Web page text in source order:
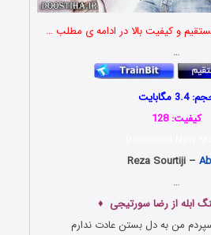
و کیفیت بالا در ادامه ی مطلب …
…
3.4 مگابایت
کیفیت: 128
Reza Sourtiji –
…
ابله از رضا سورتیجی ♦
من به دل بستن عادت ندارم